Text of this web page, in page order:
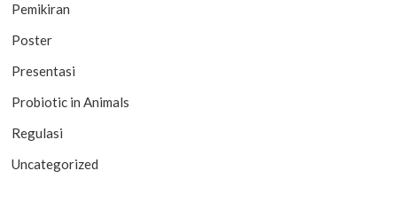
Pemikiran
Poster
Presentasi
Probiotic in Animals
Regulasi
Uncategorized